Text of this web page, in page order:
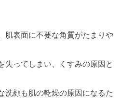
肌表面に不要な角質がたまりや
失ってしまい、くすみの原因と
洗顔も肌の乾燥の原因になるた